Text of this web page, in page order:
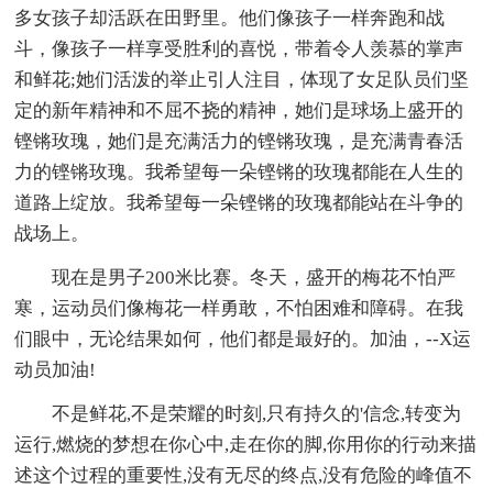
多女孩子却活跃在田野里。他们像孩子一样奔跑和战
斗，像孩子一样享受胜利的喜悦，带着令人羡慕的掌声
和鲜花;她们活泼的举止引人注目，体现了女足队员们坚
定的新年精神和不屈不挠的精神，她们是球场上盛开的
铿锵玫瑰，她们是充满活力的铿锵玫瑰，是充满青春活
力的铿锵玫瑰。我希望每一朵铿锵的玫瑰都能在人生的
道路上绽放。我希望每一朵铿锵的玫瑰都能站在斗争的
战场上。
现在是男子200米比赛。冬天，盛开的梅花不怕严
寒，运动员们像梅花一样勇敢，不怕困难和障碍。在我
们眼中，无论结果如何，他们都是最好的。加油，--X运
动员加油!
不是鲜花,不是荣耀的时刻,只有持久的'信念,转变为
运行,燃烧的梦想在你心中,走在你的脚,你用你的行动来描
述这个过程的重要性,没有无尽的终点,没有危险的峰值不